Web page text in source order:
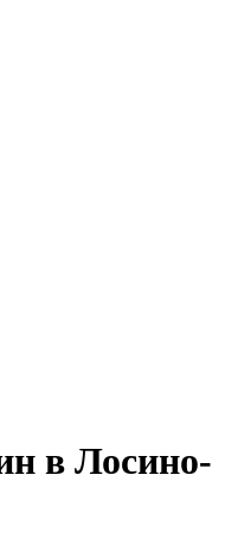
в Лосино-